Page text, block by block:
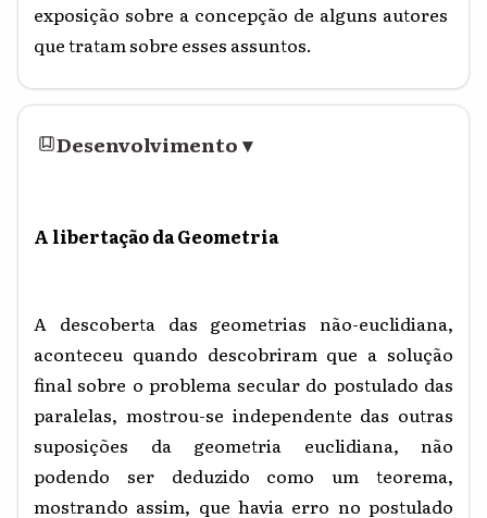
exposição sobre a concepção de alguns autores
que tratam sobre esses assuntos.
Desenvolvimento▾
A libertação da Geometria
A descoberta das geometrias não-euclidiana,
aconteceu quando descobriram que a solução
final sobre o problema secular do postulado das
paralelas, mostrou-se independente das outras
suposições da geometria euclidiana, não
podendo ser deduzido como um teorema,
mostrando assim, que havia erro no postulado